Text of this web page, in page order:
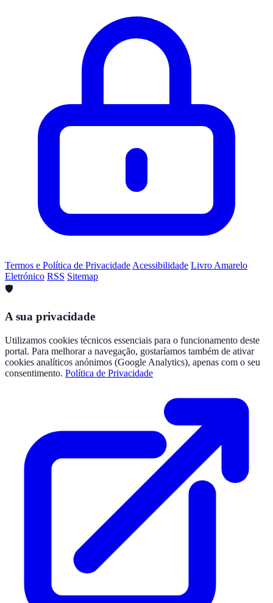
Termos e Política de Privacidade Acessibilidade Livro Amarelo
Eletrónico RSS Sitemap
🛡️
A sua privacidade
Utilizamos cookies técnicos essenciais para o funcionamento deste
portal. Para melhorar a navegação, gostaríamos também de ativar
cookies analíticos anónimos (Google Analytics), apenas com o seu
consentimento. Política de Privacidade